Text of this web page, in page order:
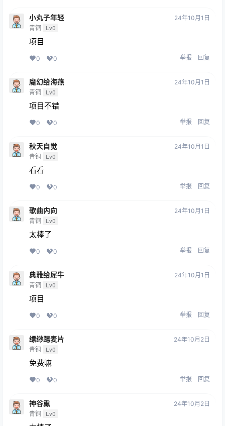
小丸子年轻
青铜 Lv0
24年10月1日
项目
0 0 举报 回复
魔幻给海燕
青铜 Lv0
24年10月1日
项目不错
0 0 举报 回复
秋天自觉
青铜 Lv0
24年10月1日
看看
0 0 举报 回复
歌曲内向
青铜 Lv0
24年10月1日
太棒了
0 0 举报 回复
典雅给犀牛
青铜 Lv0
24年10月1日
项目
0 0 举报 回复
缥缈踢麦片
青铜 Lv0
24年10月2日
免费嘛
0 0 举报 回复
神谷熏
青铜 Lv0
24年10月2日